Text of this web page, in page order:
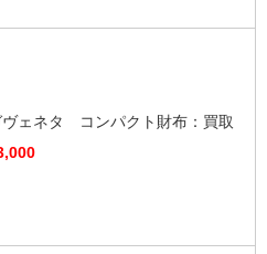
ヴェネタ コンパクト財布：買取